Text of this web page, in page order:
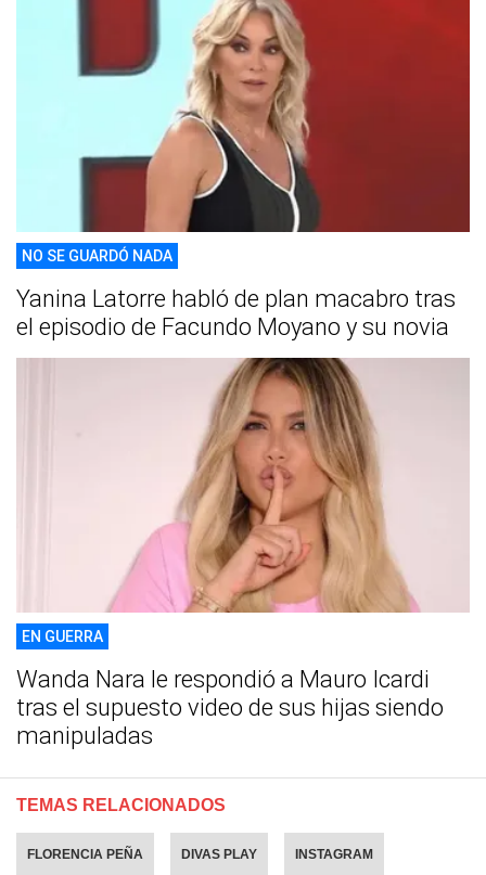
NO SE GUARDÓ NADA
Yanina Latorre habló de plan macabro tras
el episodio de Facundo Moyano y su novia
EN GUERRA
Wanda Nara le respondió a Mauro Icardi
tras el supuesto video de sus hijas siendo
manipuladas
TEMAS RELACIONADOS
FLORENCIA PEÑA DIVAS PLAY INSTAGRAM